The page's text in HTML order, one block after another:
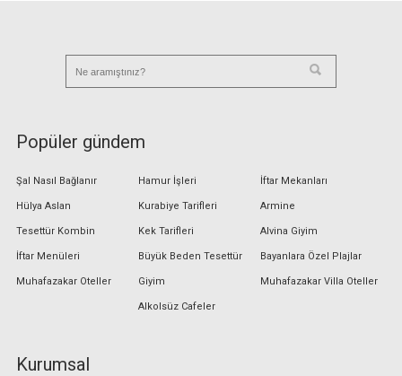
Popüler gündem
Şal Nasıl Bağlanır
Hülya Aslan
Tesettür Kombin
İftar Menüleri
Muhafazakar Oteller
Hamur İşleri
Kurabiye Tarifleri
Kek Tarifleri
Büyük Beden Tesettür
Giyim
Alkolsüz Cafeler
İftar Mekanları
Armine
Alvina Giyim
Bayanlara Özel Plajlar
Muhafazakar Villa Oteller
Kurumsal